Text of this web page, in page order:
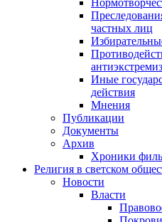
частных лиц
Иные
действия
Мнения
Публикации
Документы
Архив
Хроники
Религия в светском
Новости
Власти